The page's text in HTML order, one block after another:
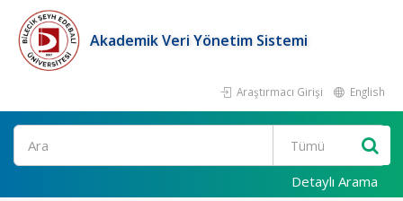
Akademik Veri Yönetim Sistemi
Araştırmacı Girişi English
Ara
Detaylı Arama